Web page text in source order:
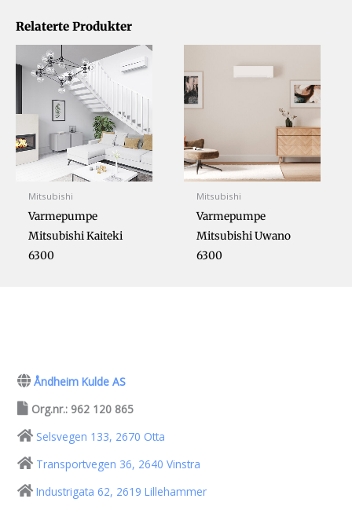
Relaterte Produkter
Mitsubishi
Varmepumpe
Mitsubishi Kaiteki
6300
Mitsubishi
Varmepumpe
Mitsubishi Uwano
6300
Åndheim Kulde AS
Org.nr.: 962 120 865
Selsvegen 133, 2670 Otta
Transportvegen 36, 2640 Vinstra
Industrigata 62, 2619 Lillehammer